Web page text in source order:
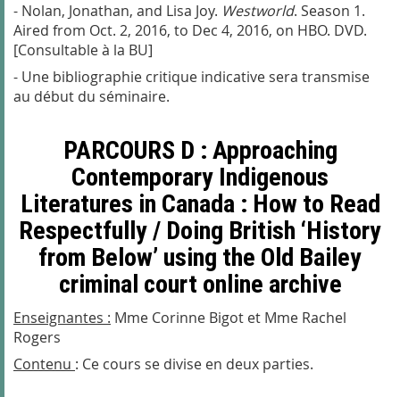
- Nolan, Jonathan, and Lisa Joy. Westworld. Season 1.
Aired from Oct. 2, 2016, to Dec 4, 2016, on HBO. DVD.
[Consultable à la BU]
- Une bibliographie critique indicative sera transmise
au début du séminaire.
PARCOURS D : Approaching
Contemporary Indigenous
Literatures in Canada : How to Read
Respectfully / Doing British ‘History
from Below’ using the Old Bailey
criminal court online archive
Enseignantes : Mme Corinne Bigot et Mme Rachel
Rogers
Contenu : Ce cours se divise en deux parties.